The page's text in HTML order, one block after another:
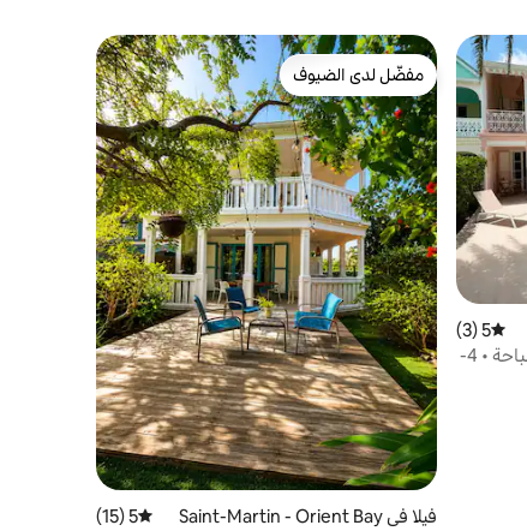
متوسط التقييم 5 من 5، 3 مراجعات
5 (3)
فيلا باي أورينتال تم تجديدها • حمام سباحة • 4-
مفضّل لدى الضيوف
مفضّل لدى الضيوف
فيلا في Saint-Martin - Orient Bay متوسط التقييم 5 من 5، 15 مراجعات
5 (15)